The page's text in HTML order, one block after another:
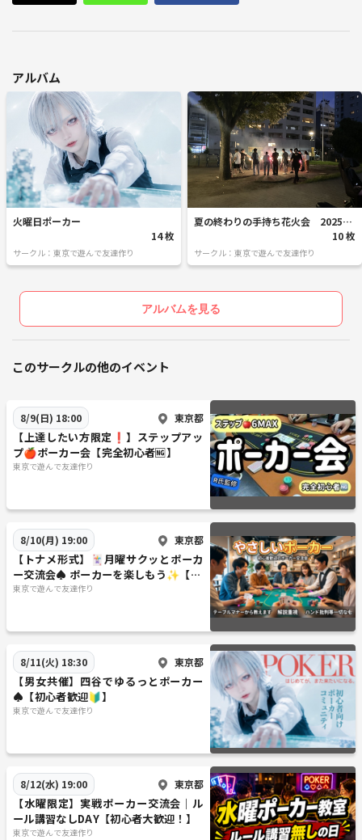
アルバム
火曜日ポーカー
14 枚
サークル：東京で遊んで友達作り
夏の終わりの手持ち花火会 2025/0
10 枚
サークル：東京で遊んで友達作り
アルバムを見る
このサークルの他のイベント
8/9(日) 18:00 東京都
【上達したい方限定❗️】ステップアッ
プ🍎ポーカー会【完全初心者🆖】
東京で遊んで友達作り
8/10(月) 19:00 東京都
【トナメ形式】🃏月曜サクッとポーカ
ー交流会♠️ ポーカーを楽しもう✨【🔰
初参加大歓迎🤗】
東京で遊んで友達作り
8/11(火) 18:30 東京都
【男女共催】四谷でゆるっとポーカー
♠️【初心者歓迎🔰】
東京で遊んで友達作り
8/12(水) 19:00 東京都
【水曜限定】実戦ポーカー交流会｜ル
ール講習なしDAY【初心者大歓迎！】
東京で遊んで友達作り